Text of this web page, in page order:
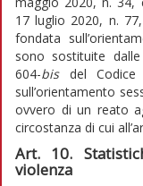
17 luglio 2020, n.
fondata
sono sostituite
604-bis del
sull’orientamento
ovvero di un reato
circostanza di cui
Art. 10.
violenza